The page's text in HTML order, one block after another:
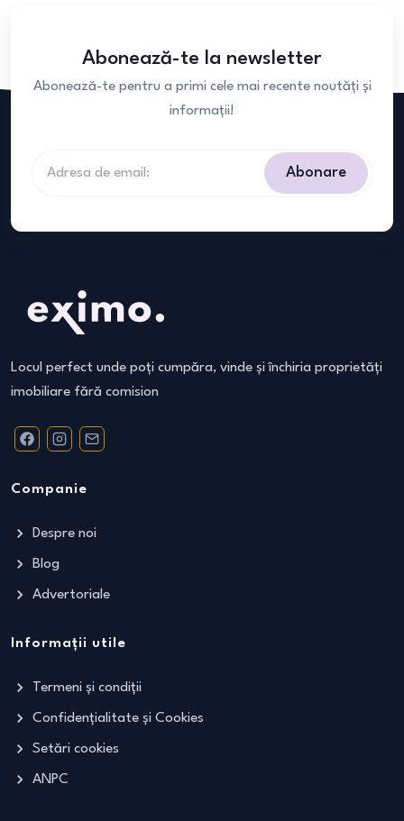
Abonează-te la newsletter
Abonează-te pentru a primi cele mai recente noutăți și
informații!
Abonare
Locul perfect unde poți cumpăra, vinde și închiria proprietăți
imobiliare fără comision
Companie
Despre noi
Blog
Advertoriale
Informații utile
Termeni și condiții
Confidențialitate și Cookies
Setări cookies
ANPC